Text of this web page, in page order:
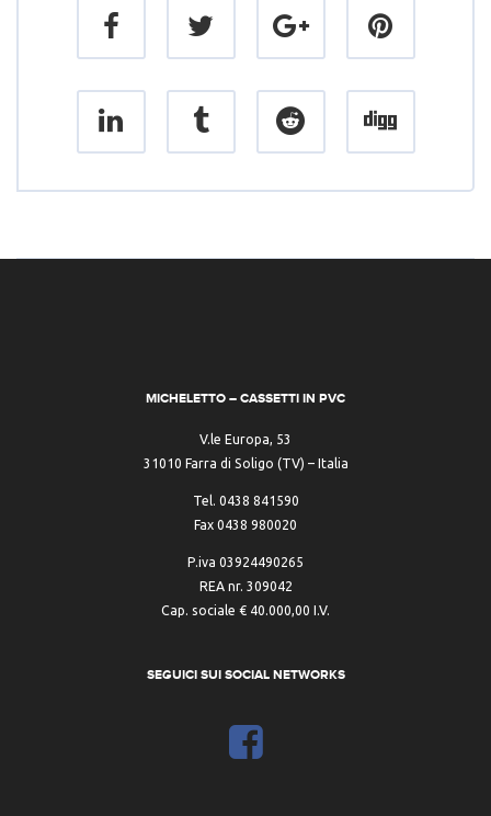
MICHELETTO – CASSETTI IN PVC
V.le Europa, 53
31010 Farra di Soligo (TV) – Italia
Tel. 0438 841590
Fax 0438 980020
P.iva 03924490265
REA nr. 309042
Cap. sociale € 40.000,00 I.V.
SEGUICI SUI SOCIAL NETWORKS